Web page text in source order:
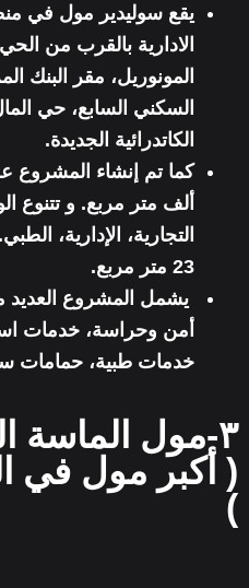
يقع سوليدير مول في
الادارية بالقرب من
المونوريل، مقر البنك
السكني السابع، حي
الكاتدرائية الجديدة.
ألف متر مربع. و تتنوع
التجارية، الإدارية،
23 متر مربع.
يشمل المشروع
أمن وحراسة، خدمات
خدمات طبية، حمامات
٣-مول الماسة
( أكبر مول في
)